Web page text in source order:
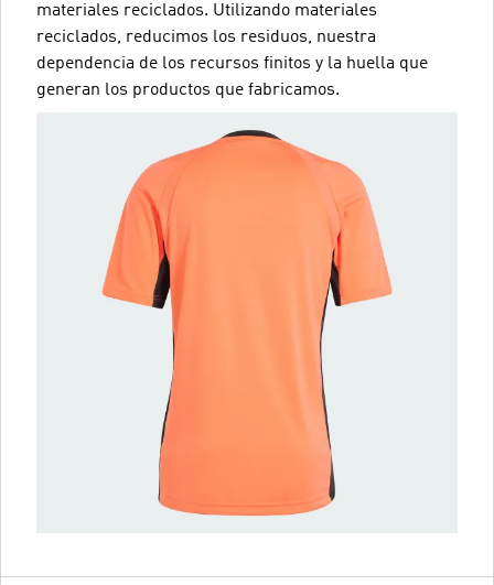
materiales reciclados. Utilizando materiales
reciclados, reducimos los residuos, nuestra
dependencia de los recursos finitos y la huella que
generan los productos que fabricamos.